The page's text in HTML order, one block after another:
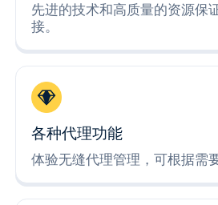
先进的技术和高质量的资源保
接。
各种代理功能
体验无缝代理管理，可根据需